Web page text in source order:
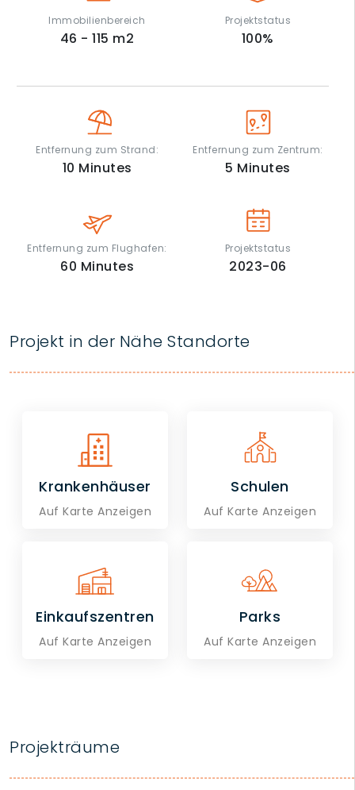
Immobilienbereich
46 - 115 m2
Projektstatus
100%
Entfernung zum Strand:
10 Minutes
Entfernung zum Zentrum:
5 Minutes
Entfernung zum Flughafen:
60 Minutes
Projektstatus
2023-06
Projekt in der Nähe Standorte
Krankenhäuser
Auf Karte Anzeigen
Schulen
Auf Karte Anzeigen
Einkaufszentren
Auf Karte Anzeigen
Parks
Auf Karte Anzeigen
Projekträume